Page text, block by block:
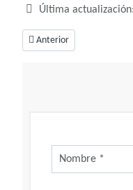
Última
Artículo anterior: Soñar
Anterior